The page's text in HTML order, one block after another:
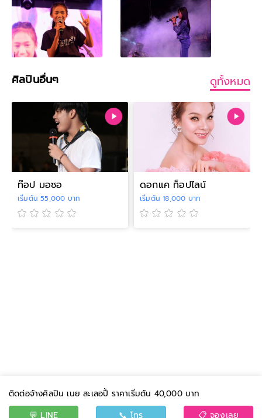
ศิลปินอื่นๆ ดูทั้งหมด
ท๊อป มอซอ
เริ่มต้น 55,000 บาท
ดอกแค ท็อปไลน์
เริ่มต้น 18,000 บาท
ติดต่อจ้างศิลปิน เนย สะเลอปี้ ราคาเริ่มต้น 40,000 บาท
💬 LINE
📞 โทร 📋 จองเลย